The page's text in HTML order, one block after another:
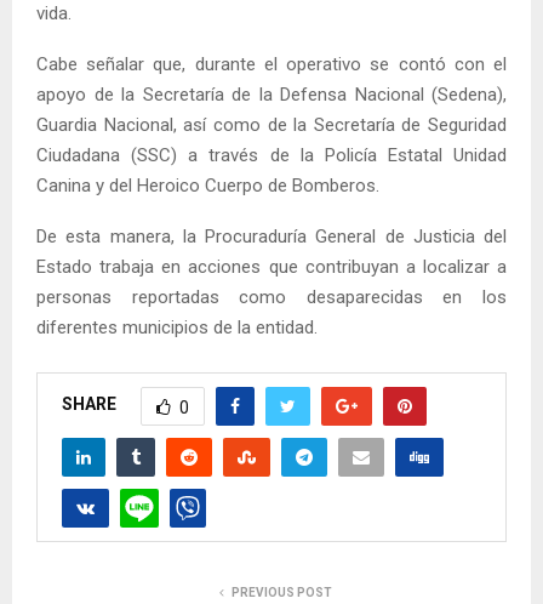
vida.
Cabe señalar que, durante el operativo se contó con el
apoyo de la Secretaría de la Defensa Nacional (Sedena),
Guardia Nacional, así como de la Secretaría de Seguridad
Ciudadana (SSC) a través de la Policía Estatal Unidad
Canina y del Heroico Cuerpo de Bomberos.
De esta manera, la Procuraduría General de Justicia del
Estado trabaja en acciones que contribuyan a localizar a
personas reportadas como desaparecidas en los
diferentes municipios de la entidad.
SHARE 0
PREVIOUS POST